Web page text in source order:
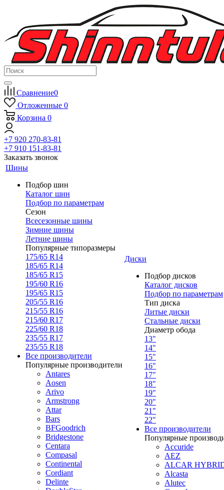
Сравнение0
Отложенные 0
Корзина 0
+7 920 270-83-81
+7 910 151-83-81
Заказать звонок
Шины
Подбор шин
Каталог шин
Подбор по параметрам
Сезон
Всесезонные шины
Зимние шины
Летние шины
Популярные типоразмеры
175/65 R14
185/65 R14
185/65 R15
195/60 R16
195/65 R15
205/55 R16
215/55 R16
215/60 R17
225/60 R18
235/55 R17
235/55 R18
Все производители
Популярные производители
Antares
Aosen
Arivo
Armstrong
Attar
Bars
BFGoodrich
Bridgestone
Centara
Compasal
Continental
Cordiant
Delinte
Диски
Подбор дисков
Каталог дисков
Подбор по параметрам
Тип диска
Литые диски
Стальные диски
Диаметр обода
13"
14"
15"
16"
17"
18"
19"
20"
21"
22"
Все производители
Популярные
Accuride
AEZ
ALCAR
Alcasta
Alutec